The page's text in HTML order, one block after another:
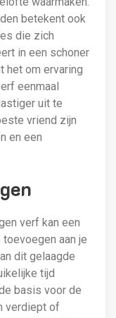
betekent ook
die zich
in een schoner
het om ervaring
eenmaal
uit te
vriend zijn
en een
verf kan een
aan je
dit gelaagde
tijd
basis voor de
verdiept of